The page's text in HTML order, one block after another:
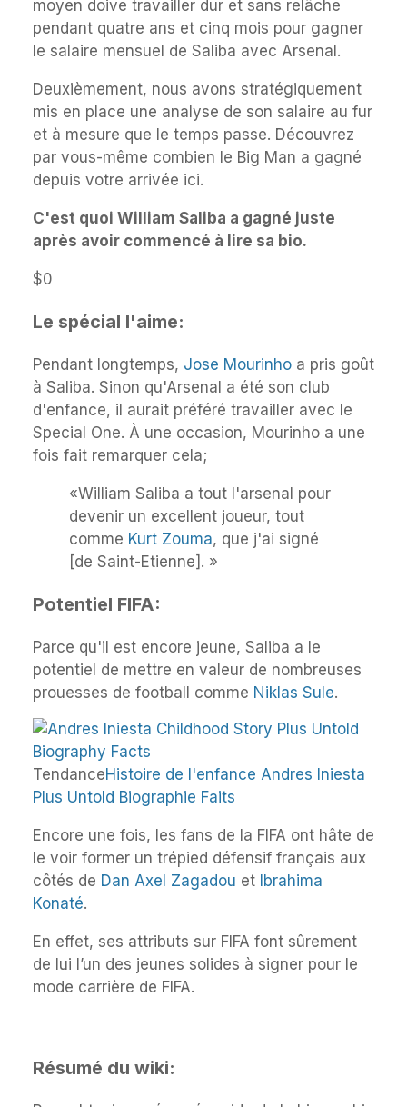
moyen doive travailler dur et sans relâche
pendant quatre ans et cinq mois pour gagner
le salaire mensuel de Saliba avec Arsenal.
Deuxièmement, nous avons stratégiquement
mis en place une analyse de son salaire au fur
et à mesure que le temps passe. Découvrez
par vous-même combien le Big Man a gagné
depuis votre arrivée ici.
C'est quoi William Saliba a gagné juste
après avoir commencé à lire sa bio.
$0
Le spécial l'aime:
Pendant longtemps, Jose Mourinho a pris goût
à Saliba. Sinon qu'Arsenal a été son club
d'enfance, il aurait préféré travailler avec le
Special One. À une occasion, Mourinho a une
fois fait remarquer cela;
«William Saliba a tout l'arsenal pour
devenir un excellent joueur, tout
comme Kurt Zouma, que j'ai signé
[de Saint-Etienne]. »
Potentiel FIFA:
Parce qu'il est encore jeune, Saliba a le
potentiel de mettre en valeur de nombreuses
prouesses de football comme Niklas Sule.
TendanceHistoire de l'enfance Andres Iniesta
Plus Untold Biographie Faits
Encore une fois, les fans de la FIFA ont hâte de
le voir former un trépied défensif français aux
côtés de Dan Axel Zagadou et Ibrahima
Konaté.
En effet, ses attributs sur FIFA font sûrement
de lui l’un des jeunes solides à signer pour le
mode carrière de FIFA.
Résumé du wiki: